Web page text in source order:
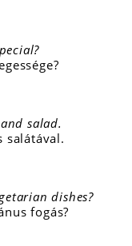
salad.
salátával.
dishes?
fogás?